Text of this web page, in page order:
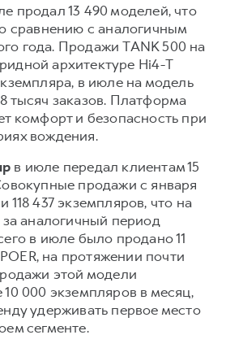
продал 13 490 моделей, что
сравнению с аналогичным
года. Продажи TANK 500 на
архитектуре Hi4-T
в июле на модель
тысяч заказов. Платформа
комфорт и безопасность при
вождения.
в июле передал клиентам 15
продажи с января
118 437 экземпляров, что на
за аналогичный период
в июле было продано 11
на протяжении почти
этой модели
000 экземпляров в месяц,
удерживать первое место
сегменте.